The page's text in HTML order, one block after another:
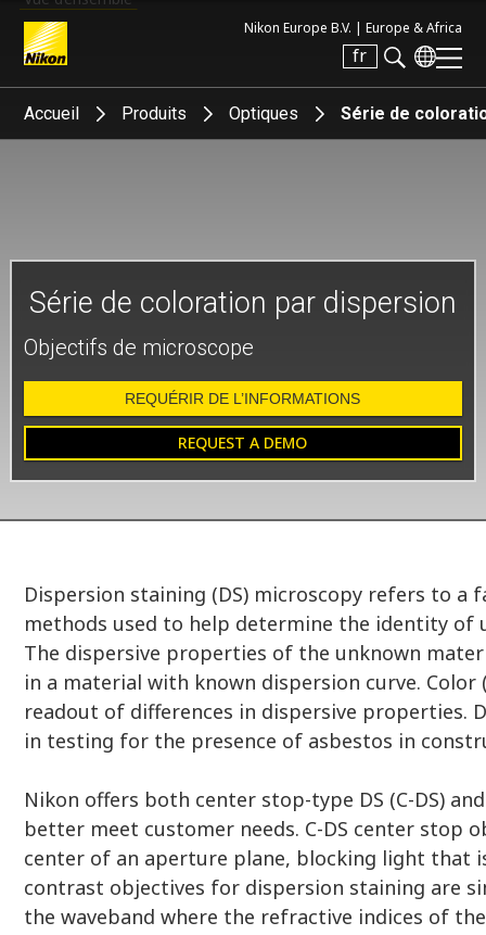
Nikon Europe B.V. | Europe & Africa
fr
Search keyword(s)
Accueil Produits Optiques Série de
Série de coloration par dispersion
Objectifs de microscope
REQUÉRIR DE L’INFORMATIONS
REQUEST A DEMO
Dispersion staining (DS) microscopy refers to
methods used to help determine the identity of
The dispersive properties of the unknown
in a material with known dispersion curve. Color
readout of differences in dispersive properties.
in testing for the presence of asbestos in
Nikon offers both center stop-type DS (C-DS)
better meet customer needs. C-DS center stop
center of an aperture plane, blocking light that
contrast objectives for dispersion staining are
the waveband where the refractive indices of